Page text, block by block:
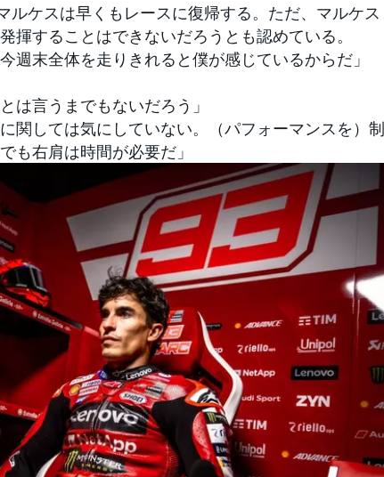
ケスは早くもレースに復帰する。ただ、マルケス
揮することはできないだろうとも認めている。
週末全体を走りきれると僕が感じているからだ」
は言うまでもないだろう」
関しては気にしていない。（パフォーマンスを）制
も右肩は時間が必要だ」